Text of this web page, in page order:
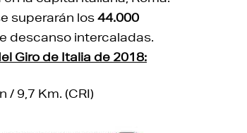
superarán los44.000
descanso intercaladas.
Giro de Italia de 2018:
/ 9,7 Km. (CRI)